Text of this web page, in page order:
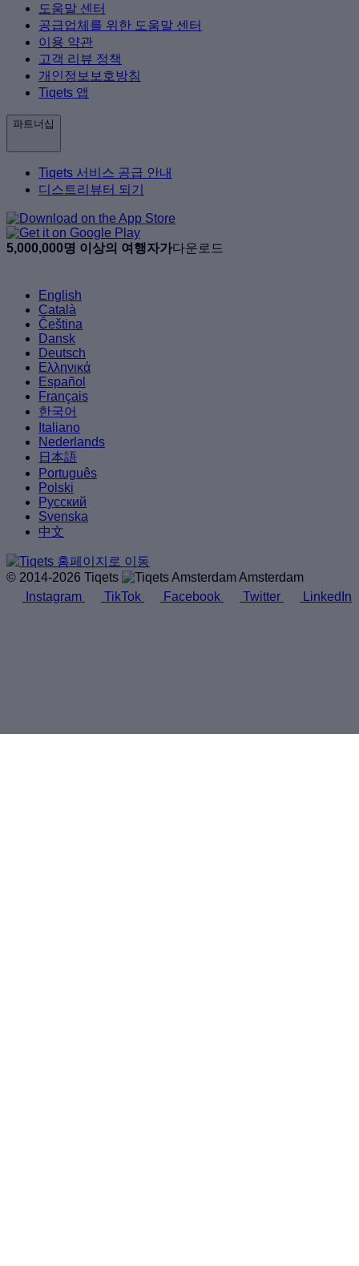
도움말 센터
공급업체를 위한 도움말 센터
이용 약관
고객 리뷰 정책
개인정보보호방침
Tiqets 앱
파트너십
Tiqets 서비스 공급 안내
디스트리뷰터 되기
5,000,000명 이상의 여행자가다운로드
English
Català
Čeština
Dansk
Deutsch
Ελληνικά
Español
Français
한국어
Italiano
Nederlands
日本語
Português
Polski
Русский
Svenska
中文
© 2014-2026 Tiqets
Amsterdam
Instagram
TikTok Facebook Twitter LinkedIn